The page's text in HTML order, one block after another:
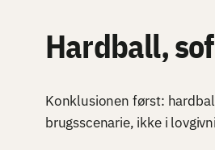
Hardball,
Konklusionen først:
brugsscenarie, ikke i